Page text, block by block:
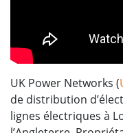
UK Power Networks (
de distribution
lignes électriques à